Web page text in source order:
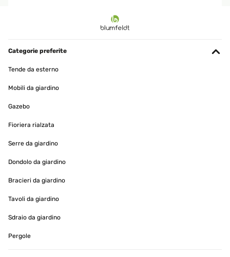
pratique et de très bonne qualité en plus l'avantage avec ce parasol
en début de nuit il s'éclaire et je trouve cela hyper pratique et très
accendono le luci. Prodotto veramente bello e funzionale e
vanno bene anche per mangiare al buio dove non arriva
l’illuminazione di casa. Io l’ho messo in terrazzo dove in estate
alimentato alla grande inoltre ha diverse inclinazioni e questo mi
base in quanto è stato posizionato al centro del tavolo ma ho visto
Categorie preferite
Tende da esterno
Mobili da giardino
Gazebo
Fioriera rialzata
Serre da giardino
Dondolo da giardino
Bracieri da giardino
Tavoli da giardino
Sdraio da giardino
Pergole